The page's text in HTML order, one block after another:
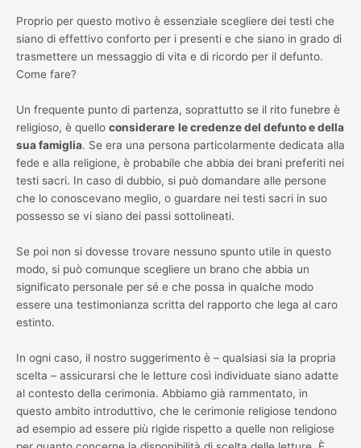
Proprio per questo motivo è essenziale scegliere dei testi che
siano di effettivo conforto per i presenti e che siano in grado di
trasmettere un messaggio di vita e di ricordo per il defunto.
Come fare?
Un frequente punto di partenza, soprattutto se il rito funebre è
religioso, è quello considerare le credenze del defunto e della
sua famiglia. Se era una persona particolarmente dedicata alla
fede e alla religione, è probabile che abbia dei brani preferiti nei
testi sacri. In caso di dubbio, si può domandare alle persone
che lo conoscevano meglio, o guardare nei testi sacri in suo
possesso se vi siano dei passi sottolineati.
Se poi non si dovesse trovare nessuno spunto utile in questo
modo, si può comunque scegliere un brano che abbia un
significato personale per sé e che possa in qualche modo
essere una testimonianza scritta del rapporto che lega al caro
estinto.
In ogni caso, il nostro suggerimento è – qualsiasi sia la propria
scelta – assicurarsi che le letture così individuate siano adatte
al contesto della cerimonia. Abbiamo già rammentato, in
questo ambito introduttivo, che le cerimonie religiose tendono
ad esempio ad essere più rigide rispetto a quelle non religiose